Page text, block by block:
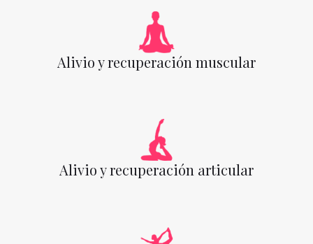
Alivio y recuperación muscular
Alivio y recuperación articular